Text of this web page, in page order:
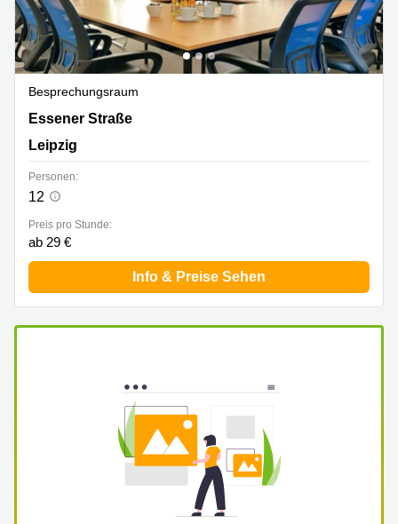
Besprechungsraum
Essener Straße 100, Leipzig
Essener Straße
Leipzig
Personen:
12
Preis pro Stunde:
ab 29 €
Info & Preise Sehen